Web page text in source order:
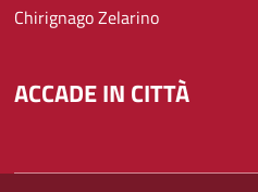
Chirignago Zelarino
ACCADE IN CITTÀ